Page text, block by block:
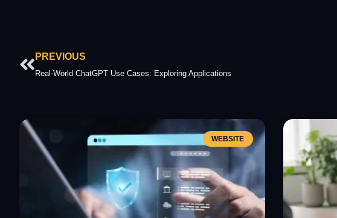
Prev
PREVIOUS
Real-World ChatGPT Use Cases: Exploring Applications
WEBSITE